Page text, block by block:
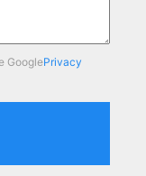
GooglePrivacy